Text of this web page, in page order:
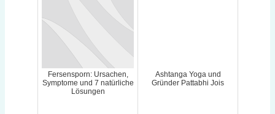
Fersensporn: Ursachen,
Symptome und 7 natürliche
Lösungen
Ashtanga Yoga und
Gründer Pattabhi Jois